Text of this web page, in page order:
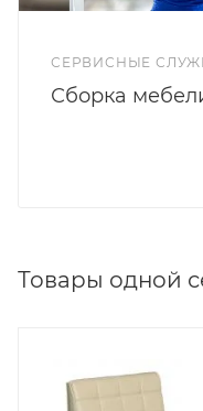
СЕРВИСНЫЕ
Сборка
Товары одной